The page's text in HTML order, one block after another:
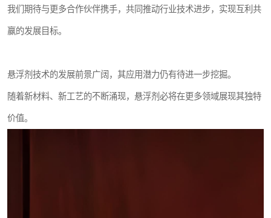
我们期待与更多合作伙伴携手，共同推动行业技术进步，实现互利共
赢的发展目标。
悬浮剂技术的发展前景广阔，其应用潜力仍有待进一步挖掘。
随着新材料、新工艺的不断涌现，悬浮剂必将在更多领域展现其独特
价值。